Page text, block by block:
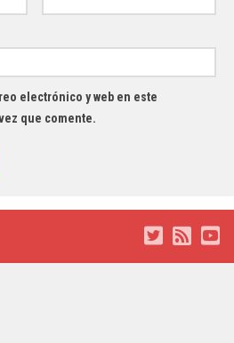
electrónico y web en este
que comente.